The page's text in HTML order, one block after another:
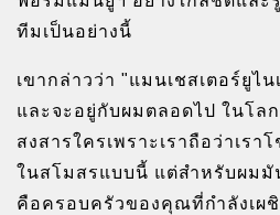
ทีมเป็นอย่างนี้
เขากล่าวว่า "แมนเชสเตอร์ยูไ
และจะอยู่กับผมตลอดไป ในโล
สงสารใครเพราะเราถือว่าเรา
ในสโมสรแบบนี้ แต่สำหรับผมมั
คือครอบครัวของคุณที่กำลังเผ